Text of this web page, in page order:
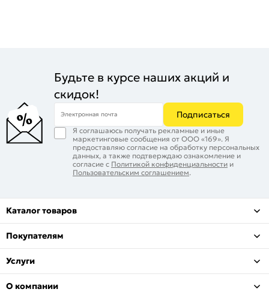
Будьте в курсе наших акций и
скидок!
Электронная почта Подписаться
Я соглашаюсь получать рекламные и иные
маркетинговые сообщения от ООО «169». Я
предоставляю согласие на обработку персональных
данных, а также подтверждаю ознакомление и
согласие с Политикой конфиденциальности и
Пользовательским соглашением.
Каталог товаров
Покупателям
Услуги
О компании